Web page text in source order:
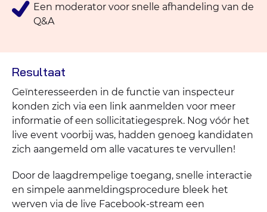
Een moderator voor snelle afhandeling van de
Q&A
Resultaat
Geïnteresseerden in de functie van inspecteur
konden zich via een link aanmelden voor meer
informatie of een sollicitatiegesprek. Nog vóór het
live event voorbij was, hadden genoeg kandidaten
zich aangemeld om alle vacatures te vervullen!
Door de laagdrempelige toegang, snelle interactie
en simpele aanmeldingsprocedure bleek het
werven via de live Facebook-stream een